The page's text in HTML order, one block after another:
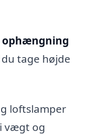
ophængning
du tage højde
loftslamper
vægt og